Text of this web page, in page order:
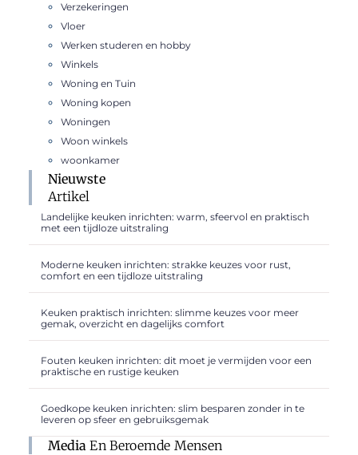
Verzekeringen
Vloer
Werken studeren en hobby
Winkels
Woning en Tuin
Woning kopen
Woningen
Woon winkels
woonkamer
Nieuwste
Artikel
Landelijke keuken inrichten: warm, sfeervol en praktisch
met een tijdloze uitstraling
Moderne keuken inrichten: strakke keuzes voor rust,
comfort en een tijdloze uitstraling
Keuken praktisch inrichten: slimme keuzes voor meer
gemak, overzicht en dagelijks comfort
Fouten keuken inrichten: dit moet je vermijden voor een
praktische en rustige keuken
Goedkope keuken inrichten: slim besparen zonder in te
leveren op sfeer en gebruiksgemak
Media En Beroemde Mensen